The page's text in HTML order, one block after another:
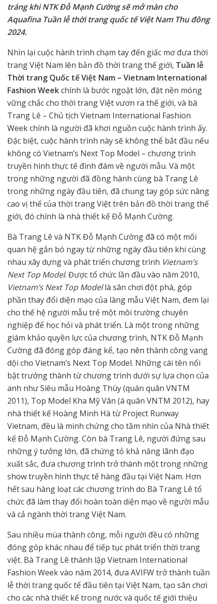
tráng khi NTK Đỗ Mạnh Cường sẽ mở màn cho
Aquafina Tuần lễ thời trang quốc tế Việt Nam Thu đông
2024.
Nhìn lại cuộc hành trình chạm tay đến giấc mơ đưa thời
trang Việt Nam lên bản đồ thời trang thế giới, Tuần lễ
Thời trang Quốc tế Việt Nam – Vietnam International
Fashion Weekchính là bước ngoặt lớn, đặt nền móng
vững chắc cho thời trang Việt vươn ra thế giới, và bà
Trang Lê – Chủ tịch Vietnam International Fashion
Week chính là người đã khơi nguồn cuộc hành trình ấy.
Đặc biệt, cuộc hành trình này sẽ không thể bắt đầu nếu
không có Vietnam’s Next Top Model – chương trình
truyền hình thực tế đình đám về người mẫu. Và một
trong những người đã đồng hành cùng bà Trang Lê
trong những ngày đầu tiên, đã chung tay góp sức nâng
cao vị thế của thời trang Việt trên bản đồ thời trang thế
giới, đó chính là nhà thiết kế Đỗ Mạnh Cường.
Bà Trang Lê và NTK Đỗ Mạnh Cường đã có một mối
quan hệ gắn bó ngay từ những ngày đầu tiên khi cùng
nhau xây dựng và phát triển chương trình Vietnam’s
Next Top Model. Được tổ chức lần đầu vào năm 2010,
Vietnam’s Next Top Modellà sân chơi đột phá, góp
phần thay đổi diện mạo của làng mẫu Việt Nam, đem lại
cho thế hệ người mẫu trẻ một môi trường chuyên
nghiệp để học hỏi và phát triển. Là một trong những
giám khảo quyền lực của chương trình, NTK Đỗ Mạnh
Cường đã đóng góp đáng kể, tạo nên thành công vang
dội cho Vietnam’s Next Top Model. Những cái tên nổi
bật trưởng thành từ chương trình dưới sự lựa chọn của
anh như Siêu mẫu Hoàng Thùy (quán quân VNTM
2011), Top Model Kha Mỹ Vân (á quân VNTM 2012), hay
nhà thiết kế Hoàng Minh Hà từ Project Runway
Vietnam, đều là minh chứng cho tầm nhìn của Nhà thiết
kế Đỗ Mạnh Cường. Còn bà Trang Lê, người đứng sau
những ý tưởng lớn, đã chứng tỏ khả năng lãnh đạo
xuất sắc, đưa chương trình trở thành một trong những
show truyền hình thực tế hàng đầu tại Việt Nam. Hơn
hết sau hàng loạt các chương trình do Bà Trang Lê tổ
chức đã làm thay đổi hoàn toàn diện mạo về người mẫu
và cả ngành thời trang Việt Nam.
Sau nhiều mùa thành công, mỗi người đều có những
đóng góp khác nhau để tiếp tục phát triển thời trang
việt. Bà Trang Lê thành lập Vietnam International
Fashion Week vào năm 2014, đưa AVIFW trở thành tuần
lễ thời trang quốc tế đầu tiên tại Việt Nam, tạo sân chơi
cho các nhà thiết kế trong nước và quốc tế giới thiệu